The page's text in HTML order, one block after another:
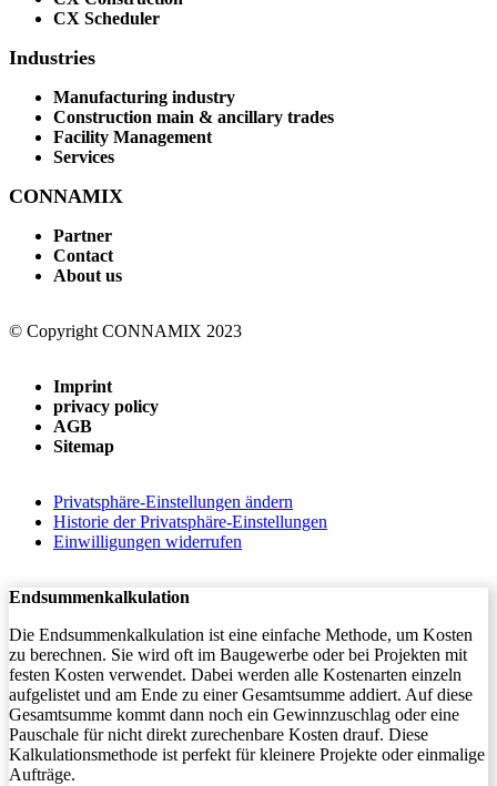
CX Scheduler
Industries
Manufacturing industry
Construction main & ancillary trades
Facility Management
Services
CONNAMIX
Partner
Contact
About us
© Copyright CONNAMIX 2023
Imprint
privacy policy
AGB
Sitemap
Privatsphäre-Einstellungen ändern
Historie der Privatsphäre-Einstellungen
Einwilligungen widerrufen
Endsummenkalkulation
Die Endsummenkalkulation ist eine einfache Methode, um Kosten
zu berechnen. Sie wird oft im Baugewerbe oder bei Projekten mit
festen Kosten verwendet. Dabei werden alle Kostenarten einzeln
aufgelistet und am Ende zu einer Gesamtsumme addiert. Auf diese
Gesamtsumme kommt dann noch ein Gewinnzuschlag oder eine
Pauschale für nicht direkt zurechenbare Kosten drauf. Diese
Kalkulationsmethode ist perfekt für kleinere Projekte oder einmalige
Aufträge.